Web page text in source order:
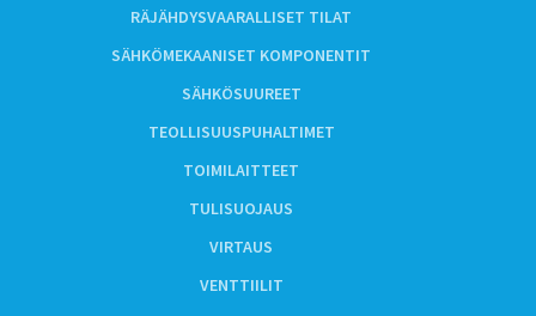
RÄJÄHDYSVAARALLISET TILAT
SÄHKÖMEKAANISET KOMPONENTIT
SÄHKÖSUUREET
TEOLLISUUSPUHALTIMET
TOIMILAITTEET
TULISUOJAUS
VIRTAUS
VENTTIILIT